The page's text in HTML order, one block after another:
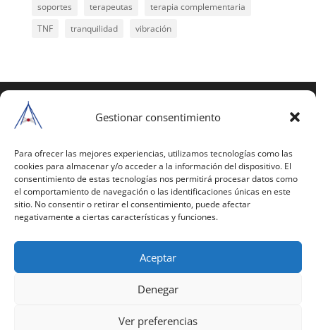
Gestionar consentimiento
Para ofrecer las mejores experiencias, utilizamos tecnologías como las
cookies para almacenar y/o acceder a la información del dispositivo. El
consentimiento de estas tecnologías nos permitirá procesar datos como
el comportamiento de navegación o las identificaciones únicas en este
sitio. No consentir o retirar el consentimiento, puede afectar
negativamente a ciertas características y funciones.
Aceptar
Denegar
Ver preferencias
soportes
terapeutas
terapia complementaria
TNF
tranquilidad vibración
reservados
estas páginas o parte de ellas, necesita pedir
autorización por escrito a Mario Gil Sánchez.
Todos los instrumentales están PATENTADOS.
Web inaugurada en 2002 (última actualización en
Política de Privacidad